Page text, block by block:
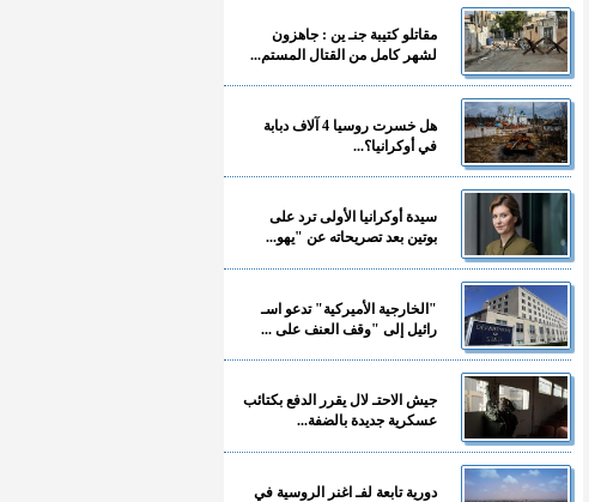
مقاتلو كتيبة جنـ ين : جاهزون
لشهر كامل من القتال المستم...
هل خسرت روسيا 4 آلاف دبابة
في أوكرانيا؟...
سيدة أوكرانيا الأولى ترد على
بوتين بعد تصريحاته عن "يهو...
"الخارجية الأميركية" تدعو اسـ
رائيل إلى "وقف العنف على ...
جيش الاحتـ لال يقرر الدفع بكتائب
عسكرية جديدة بالضفة...
دورية تابعة لفـ اغنر الروسية في